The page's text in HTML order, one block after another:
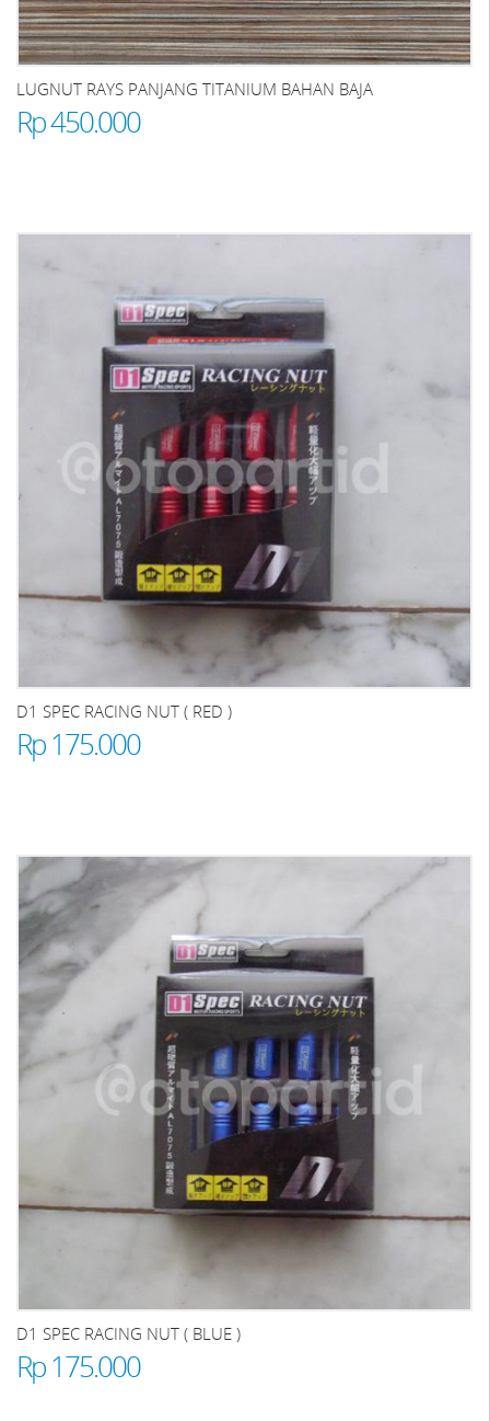
LUGNUT RAYS PANJANG TITANIUM BAHAN BAJA
Rp 450.000
D1 SPEC RACING NUT ( RED )
Rp 175.000
D1 SPEC RACING NUT ( BLUE )
Rp 175.000